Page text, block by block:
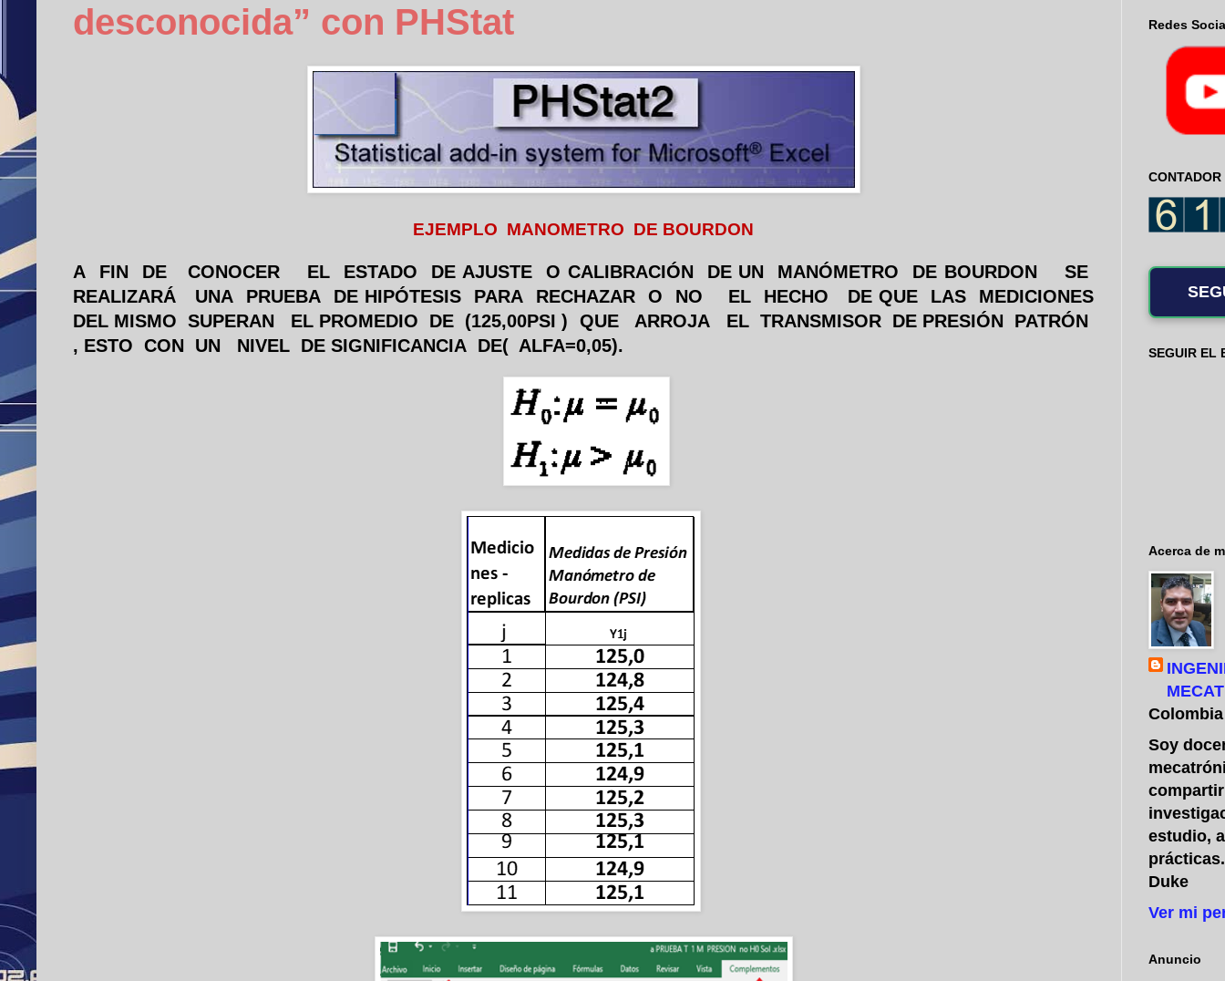
desconocida” con PHStat
EJEMPLO MANOMETRO DE BOURDON
A FIN DE CONOCER EL ESTADO DE AJUSTE O CALIBRACIÓN DE UN MANÓMETRO DE BOURDON
SE
REALIZARÁ
UNA PRUEBA DE HIPÓTESIS PARA RECHAZAR O NO EL HECHO DE QUE LAS
MEDICIONES
DEL MISMO SUPERAN EL PROMEDIO DE (125,00PSI ) QUE ARROJA EL TRANSMISOR DE PRESIÓN
PATRÓN
, ESTO CON UN NIVEL DE SIGNIFICANCIA DE( ALFA=0,05).
Redes
CONTADOR
SEGUIR EL
Acerca de
Colombia
Soy
estudio,
Duke
Ver mi
Anuncio